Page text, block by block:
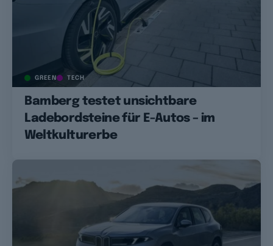
GREEN TECH
Bamberg testet unsichtbare
Ladebordsteine für E-Autos – im
Weltkulturerbe